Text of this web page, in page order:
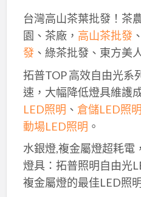
台灣高山茶葉批發！茶
園、茶廠， 高山茶批發、
發、綠茶批發、東方美
拓普TOP 高效自由光系
速，大幅降低燈具維護
LED照明 、 倉儲LED照明
動場LED照明 。
水銀燈,複金屬燈超耗電
燈具：拓普照明自由光
複金屬燈的最佳LED照